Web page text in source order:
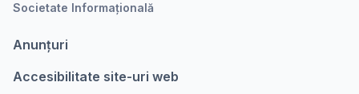
Societate Informațională
Anunțuri
Accesibilitate site-uri web